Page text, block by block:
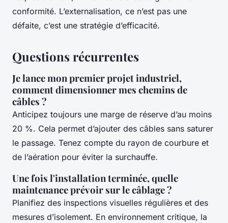
conformité. L’externalisation, ce n’est pas une
défaite, c’est une stratégie d’efficacité.
Questions récurrentes
Je lance mon premier projet industriel,
comment dimensionner mes chemins de
câbles ?
Anticipez toujours une marge de réserve d’au moins
20 %. Cela permet d’ajouter des câbles sans saturer
le passage. Tenez compte du rayon de courbure et
de l’aération pour éviter la surchauffe.
Une fois l'installation terminée, quelle
maintenance prévoir sur le câblage ?
Planifiez des inspections visuelles régulières et des
mesures d’isolement. En environnement critique, la